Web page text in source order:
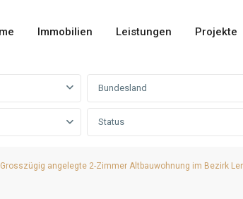
Immobilien Leistungen Projekte
Bundesland
Status
angelegte 2-Zimmer Altbauwohnung im Bezirk